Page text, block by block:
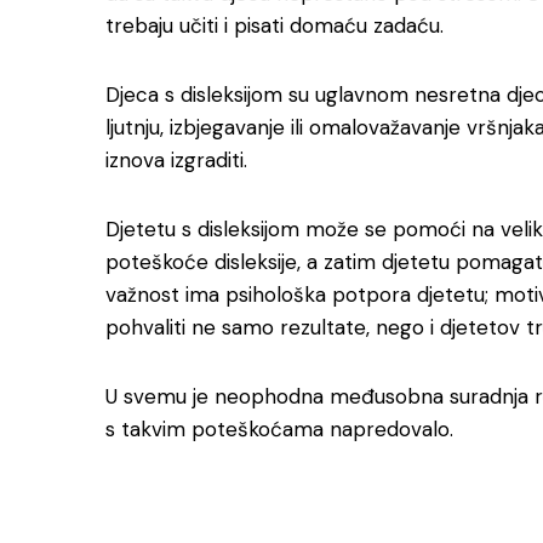
trebaju učiti i pisati domaću zadaću.
Djeca s disleksijom su uglavnom nesretna
ljutnju, izbjegavanje ili omalovažavanje
iznova izgraditi.
Djetetu s disleksijom može se pomoći na
poteškoće disleksije, a zatim djetetu
važnost ima psihološka potpora djetetu;
pohvaliti ne samo rezultate, nego i djetetov
U svemu je neophodna međusobna
s takvim poteškoćama napredovalo.